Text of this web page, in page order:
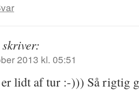
skriver:
2013 kl. 05:51
er lidt af tur :-))) Så rigtig